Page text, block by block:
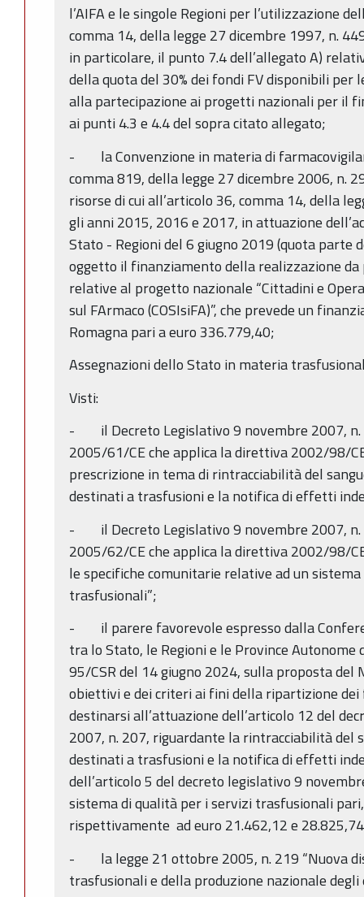
l’AIFA e le singole Regioni per l’utilizzazione
comma 14, della legge 27 dicembre 1997, n.
in particolare, il punto 7.4 dell’allegato A)
della quota del 30% dei fondi FV disponibili
alla partecipazione ai progetti nazionali per il
ai punti 4.3 e 4.4 del sopra citato allegato;
- la Convenzione in materia di
comma 819, della legge 27 dicembre 2006, n.
risorse di cui all’articolo 36, comma 14, della
gli anni 2015, 2016 e 2017, in attuazione
Stato - Regioni del 6 giugno 2019 (quota parte
oggetto il finanziamento della realizzazione
relative al progetto nazionale “Cittadini e
sul FArmaco (COSIsiFA)”, che prevede un
Romagna pari a euro 336.779,40;
Assegnazioni dello Stato in materia
Visti:
- il Decreto Legislativo 9 novembre 2007, n.
2005/61/CE che applica la direttiva 2002/98/
prescrizione in tema di rintracciabilità del
destinati a trasfusioni e la notifica di effetti
- il Decreto Legislativo 9 novembre 2007, n.
2005/62/CE che applica la direttiva 2002/98/
le specifiche comunitarie relative ad un
trasfusionali”;
- il parere favorevole espresso dalla
tra lo Stato, le Regioni e le Province
95/CSR del 14 giugno 2024, sulla proposta
obiettivi e dei criteri ai fini della ripartizione dei
destinarsi all’attuazione dell’articolo 12 del
2007, n. 207, riguardante la rintracciabilità del
destinati a trasfusioni e la notifica di effetti
dell’articolo 5 del decreto legislativo 9
sistema di qualità per i servizi trasfusionali
rispettivamente ad euro 21.462,12 e
- la legge 21 ottobre 2005, n. 219 “Nuova
trasfusionali e della produzione nazionale